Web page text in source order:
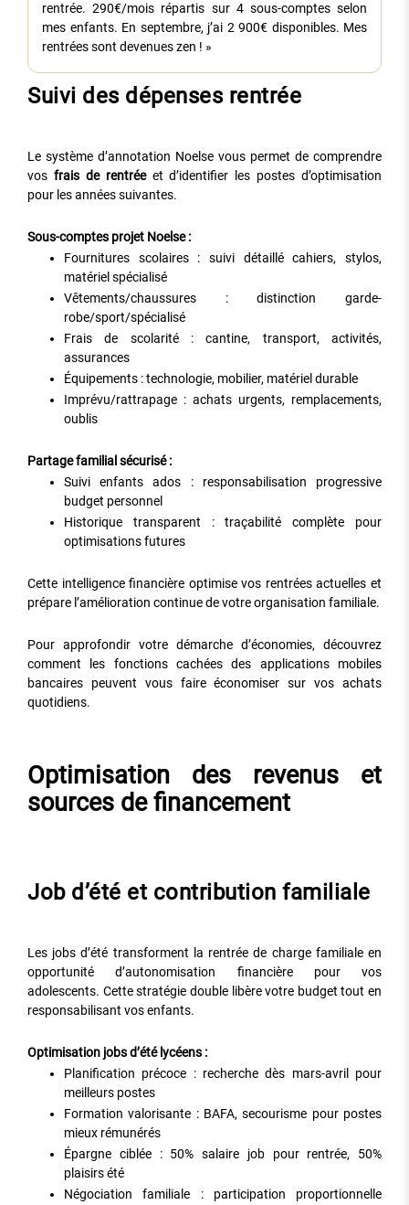
rentrée. 290€/mois répartis sur 4 sous-comptes selon
mes enfants. En septembre, j’ai 2 900€ disponibles. Mes
rentrées sont devenues zen ! »
Suivi des dépenses rentrée
Le système d’annotation Noelse vous permet de comprendre
vos frais de rentréeet d’identifier les postes d’optimisation
pour les années suivantes.
Sous-comptes projet Noelse :
Fournitures scolaires : suivi détaillé cahiers, stylos,
matériel spécialisé
Vêtements/chaussures : distinction garde-
robe/sport/spécialisé
Frais de scolarité : cantine, transport, activités,
assurances
Équipements : technologie, mobilier, matériel durable
Imprévu/rattrapage : achats urgents, remplacements,
oublis
Partage familial sécurisé :
Suivi enfants ados : responsabilisation progressive
budget personnel
Historique transparent : traçabilité complète pour
optimisations futures
Cette intelligence financière optimise vos rentrées actuelles et
prépare l’amélioration continue de votre organisation familiale.
Pour approfondir votre démarche d’économies, découvrez
comment les fonctions cachées des applications mobiles
bancaires peuvent vous faire économiser sur vos achats
quotidiens.
Optimisation des revenus et
sources de financement
Job d’été et contribution familiale
Les jobs d’été transforment la rentrée de charge familiale en
opportunité d’autonomisation financière pour vos
adolescents. Cette stratégie double libère votre budget tout en
responsabilisant vos enfants.
Optimisation jobs d’été lycéens :
Planification précoce : recherche dès mars-avril pour
meilleurs postes
Formation valorisante : BAFA, secourisme pour postes
mieux rémunérés
Épargne ciblée : 50% salaire job pour rentrée, 50%
plaisirs été
Négociation familiale : participation proportionnelle